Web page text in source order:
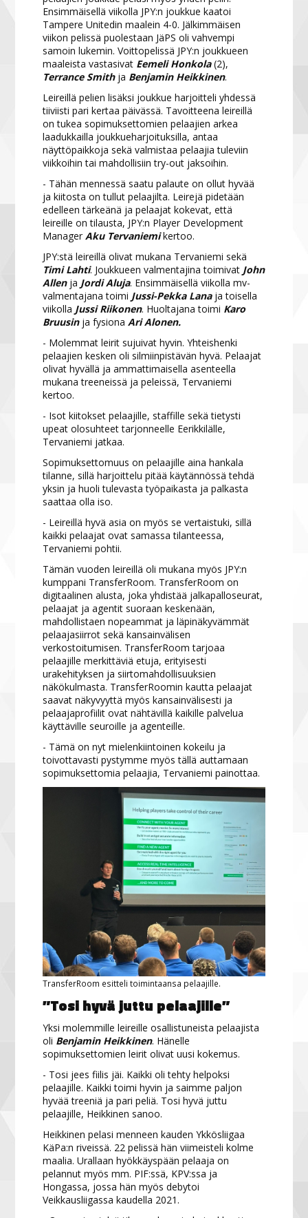
Ensimmäisellä viikolla JPY:n joukkue kaatoi
Tampere Unitedin maalein 4-0. Jälkimmäisen
viikon pelissä puolestaan JäPS oli vahvempi
samoin lukemin. Voittopelissä JPY:n joukkueen
maaleista vastasivat Eemeli Honkola(2),
Terrance Smithja Benjamin Heikkinen.
Leireillä pelien lisäksi joukkue harjoitteli yhdessä
tiiviisti pari kertaa päivässä. Tavoitteena leireillä
on tukea sopimuksettomien pelaajien arkea
laadukkailla joukkueharjoituksilla, antaa
näyttöpaikkoja sekä valmistaa pelaajia tuleviin
viikkoihin tai mahdollisiin try-out jaksoihin.
- Tähän mennessä saatu palaute on ollut hyvää
ja kiitosta on tullut pelaajilta. Leirejä pidetään
edelleen tärkeänä ja pelaajat kokevat, että
leireille on tilausta, JPY:n Player Development
ManagerAku Tervaniemikertoo.
JPY:stä leireillä olivat mukana Tervaniemi sekä
Timi Lahti. Joukkueen valmentajina toimivat John
Allenja Jordi Aluja. Ensimmäisellä viikolla mv-
valmentajana toimi Jussi-Pekka Lanaja toisella
viikolla Jussi Riikonen. Huoltajana toimi Karo
Bruusin ja fysiona Ari Alonen.
- Molemmat leirit sujuivat hyvin. Yhteishenki
pelaajien kesken oli silmiinpistävän hyvä. Pelaajat
olivat hyvällä ja ammattimaisella asenteella
mukana treeneissä ja peleissä, Tervaniemi
kertoo.
- Isot kiitokset pelaajille, staffille sekä tietysti
upeat olosuhteet tarjonneelle Eerikkilälle,
Tervaniemi jatkaa.
Sopimuksettomuus on pelaajille aina hankala
tilanne, sillä harjoittelu pitää käytännössä tehdä
yksin ja huoli tulevasta työpaikasta ja palkasta
saattaa olla iso.
- Leireillä hyvä asia on myös se vertaistuki, sillä
kaikki pelaajat ovat samassa tilanteessa,
Tervaniemi pohtii.
Tämän vuoden leireillä oli mukana myös JPY:n
kumppani TransferRoom. TransferRoom on
digitaalinen alusta, joka yhdistää jalkapalloseurat,
pelaajat ja agentit suoraan keskenään,
mahdollistaen nopeammat ja läpinäkyvämmät
pelaajasiirrot sekä kansainvälisen
verkostoitumisen. TransferRoom tarjoaa
pelaajille merkittäviä etuja, erityisesti
urakehityksen ja siirtomahdollisuuksien
näkökulmasta. TransferRoomin kautta pelaajat
saavat näkyvyyttä myös kansainvälisesti ja
pelaajaprofiilit ovat nähtävillä kaikille palvelua
käyttäville seuroille ja agenteille.
- Tämä on nyt mielenkiintoinen kokeilu ja
toivottavasti pystymme myös tällä auttamaan
sopimuksettomia pelaajia, Tervaniemi painottaa.
TransferRoom esitteli toimintaansa pelaajille.
”Tosi hyvä juttu pelaajille”
Yksi molemmille leireille osallistuneista pelaajista
oli Benjamin Heikkinen. Hänelle
sopimuksettomien leirit olivat uusi kokemus.
- Tosi jees fiilis jäi. Kaikki oli tehty helpoksi
pelaajille. Kaikki toimi hyvin ja saimme paljon
hyvää treeniä ja pari peliä. Tosi hyvä juttu
pelaajille, Heikkinen sanoo.
Heikkinen pelasi menneen kauden Ykkösliigaa
KäPa:n riveissä. 22 pelissä hän viimeisteli kolme
maalia. Urallaan hyökkäyspään pelaaja on
pelannut myös mm. PIF:ssä, KPV:ssa ja
Hongassa, jossa hän myös debytoi
Veikkausliigassa kaudella 2021.